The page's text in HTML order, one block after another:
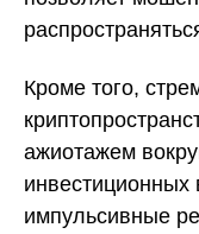
Кроме того,
ажиотажем
импульсивные